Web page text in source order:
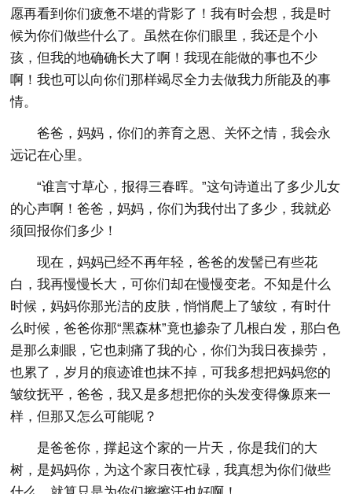
愿再看到你们疲惫不堪的背影了！我有时会想，我是时
候为你们做些什么了。虽然在你们眼里，我还是个小
孩，但我的地确确长大了啊！我现在能做的事也不少
啊！我也可以向你们那样竭尽全力去做我力所能及的事
情。
爸爸，妈妈，你们的养育之恩、关怀之情，我会永
远记在心里。
“谁言寸草心，报得三春晖。”这句诗道出了多少儿女
的心声啊！爸爸，妈妈，你们为我付出了多少，我就必
须回报你们多少！
现在，妈妈已经不再年轻，爸爸的发髻已有些花
白，我再慢慢长大，可你们却在慢慢变老。不知是什么
时候，妈妈你那光洁的皮肤，悄悄爬上了皱纹，有时什
么时候，爸爸你那“黑森林”竟也掺杂了几根白发，那白色
是那么刺眼，它也刺痛了我的心，你们为我日夜操劳，
也累了，岁月的痕迹谁也抹不掉，可我多想把妈妈您的
皱纹抚平，爸爸，我又是多想把你的头发变得像原来一
样，但那又怎么可能呢？
是爸爸你，撑起这个家的一片天，你是我们的大
树，是妈妈你，为这个家日夜忙碌，我真想为你们做些